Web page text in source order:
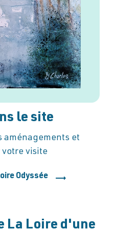
le site
aménagements et
votre visite
Odyssée
La Loire d'une